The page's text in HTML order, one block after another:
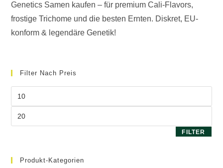
Genetics Samen kaufen – für premium Cali-Flavors,
frostige Trichome und die besten Ernten. Diskret, EU-
konform & legendäre Genetik!
Filter Nach Preis
FILTER
Produkt-Kategorien